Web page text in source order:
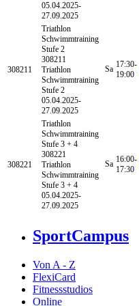
05.04.2025-
27.09.2025
308211
Triathlon
Schwimmtraining
Stufe 2
308211
Triathlon
Schwimmtraining
Stufe 2
05.04.2025-
27.09.2025
Sa 17:30-
19:00
308221
Triathlon
Schwimmtraining
Stufe 3 + 4
308221
Triathlon
Schwimmtraining
Stufe 3 + 4
05.04.2025-
27.09.2025
Sa 16:00-
17:30
SportCampus
Von A - Z
FlexiCard
Fitnessstudios
Online